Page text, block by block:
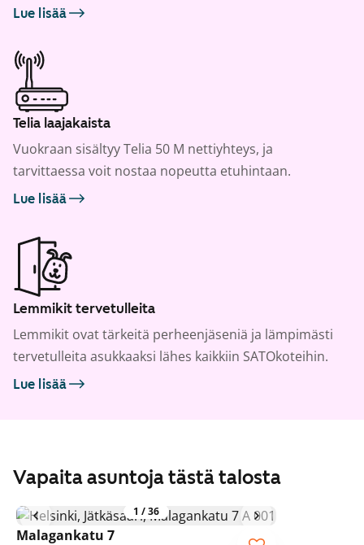
Lue lisää
Telia laajakaista
Vuokraan sisältyy Telia 50 M nettiyhteys, ja
tarvittaessa voit nostaa nopeutta etuhintaan.
Lue lisää
Lemmikit tervetulleita
Lemmikit ovat tärkeitä perheenjäseniä ja lämpimästi
tervetulleita asukkaaksi lähes kaikkiin SATOkoteihin.
Lue lisää
Vapaita asuntoja tästä talosta
1 /36
Malagankatu 7